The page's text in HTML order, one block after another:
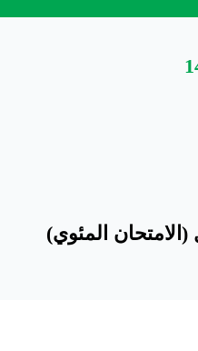
(الامتحان المئوي)